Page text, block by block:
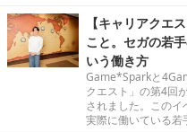
【キャリアクエ
こと。セガの若
いう働き方
Game*Sparkと
クエスト」の第4回
されました。この
実際に働いている若